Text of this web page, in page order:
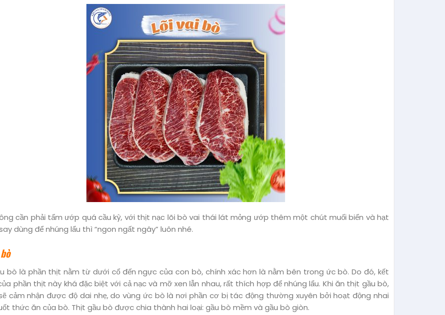
cần phải tẩm ướp quá cầu kỳ, với thịt nạc lõi bò vai thái lát mỏng ướp thêm một chút muối biển và hạt
dùng để nhúng lẩu thì “ngon ngất ngây” luôn nhé.
bò là phần thịt nằm từ dưới cổ đến ngực của con bò, chính xác hơn là nằm bên trong ức bò. Do đó, kết
phần thịt này khá đặc biệt với cả nạc và mỡ xen lẫn nhau, rất thích hợp để nhúng lẩu. Khi ăn thịt gầu bò,
cảm nhận được độ dai nhẹ, do vùng ức bò là nơi phần cơ bị tác động thường xuyên bởi hoạt động nhai
thức ăn của bò. Thịt gầu bò được chia thành hai loại: gầu bò mềm và gầu bò giòn.